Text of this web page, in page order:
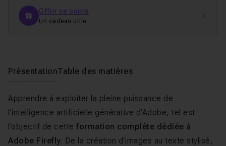
Offrir ce cours
Un cadeau utile.
PrésentationTable des matières
Apprendre à exploiter la pleine puissance de
l’intelligence artificielle générative d’Adobe, tel est
l’objectif de cette formation complète dédiée à
Adobe Firefly. De la création d’images au texte stylisé,